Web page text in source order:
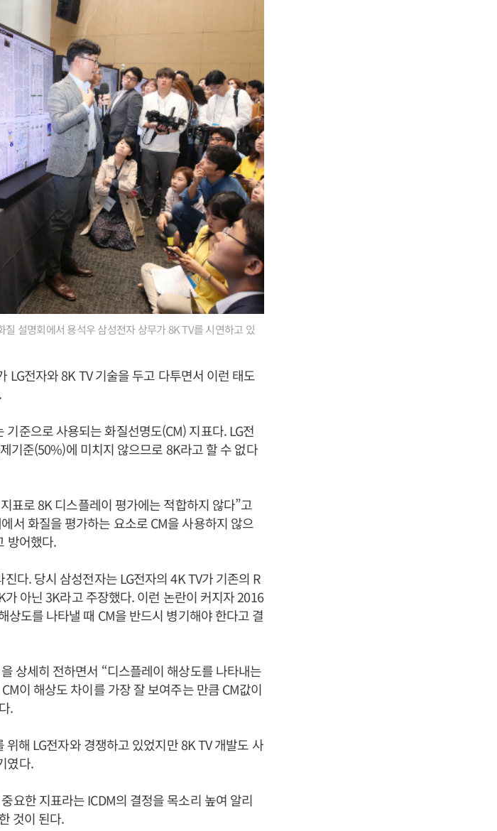
설명회에서 용석우 삼성전자 상무가 8K TV를 시연하고 있
LG전자와 8K TV 기술을 두고 다투면서 이런 태도
준으로 사용되는 화질선명도(CM) 지표다. LG전
기준(50%)에 미치지 않으므로 8K라고 할 수 없다
표로 8K 디스플레이 평가에는 적합하지 않다”고
서 화질을 평가하는 요소로 CM을 사용하지 않으
방어했다.
다. 당시 삼성전자는 LG전자의 4K TV가 기존의 R
아닌 3K라고 주장했다. 이런 논란이 커지자 2016
상도를 나타낼 때 CM을 반드시 병기해야 한다고 결
상세히 전하면서 “디스플레이 해상도를 나타내는
이 해상도 차이를 가장 잘 보여주는 만큼 CM값이
.
해 LG전자와 경쟁하고 있었지만 8K TV 개발도 사
였다.
요한 지표라는 ICDM의 결정을 목소리 높여 알리
것이 된다.